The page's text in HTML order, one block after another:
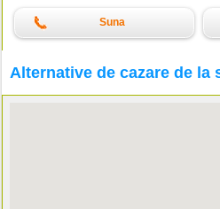
Suna
Alternative de cazare de la